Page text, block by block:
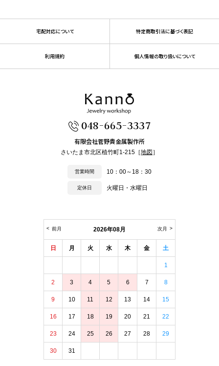
宅配対応について 特定商取引法に基づく表記
利用規約 個人情報の取り扱いについて
048-665-3337
有限会社菅野貴金属製作所
さいたま市北区植竹町1-215［地図 ］
営業時間 10：00～18：30
定休日 火曜日・水曜日
2026年08月
前月 次月
日 月 火 水 木 金 土
1
2 3 4 5 6 7 8
9 10 11 12 13 14 15
16 17 18 19 20 21 22
23 24 25 26 27 28 29
30 31